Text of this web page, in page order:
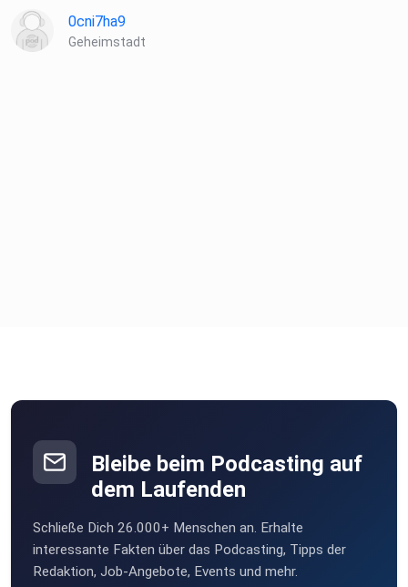
0cni7ha9
Geheimstadt
Bleibe beim Podcasting auf
dem Laufenden
Schließe Dich 26.000+ Menschen an. Erhalte
interessante Fakten über das Podcasting, Tipps der
Redaktion, Job-Angebote, Events und mehr.